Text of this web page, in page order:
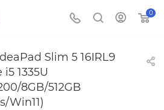
0
Slim 5 16IRL9
i5 1335U
8GB/512GB
Win11)